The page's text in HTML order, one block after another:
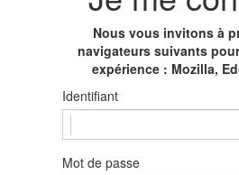
Nous vous invitons à
navigateurs suivants
expérience : Mozilla,
Identifiant
Mot de passe